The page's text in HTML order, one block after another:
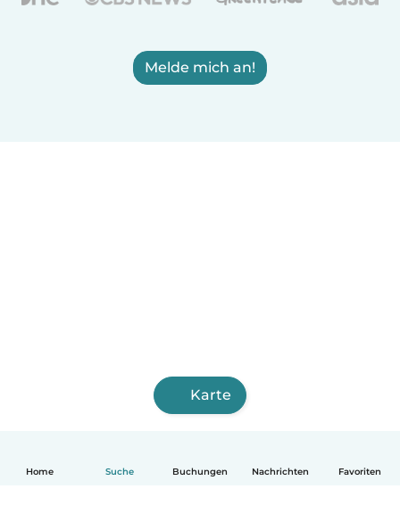
Home Suche Buchungen Nachrichten Favoriten
Melde mich an!
Karte